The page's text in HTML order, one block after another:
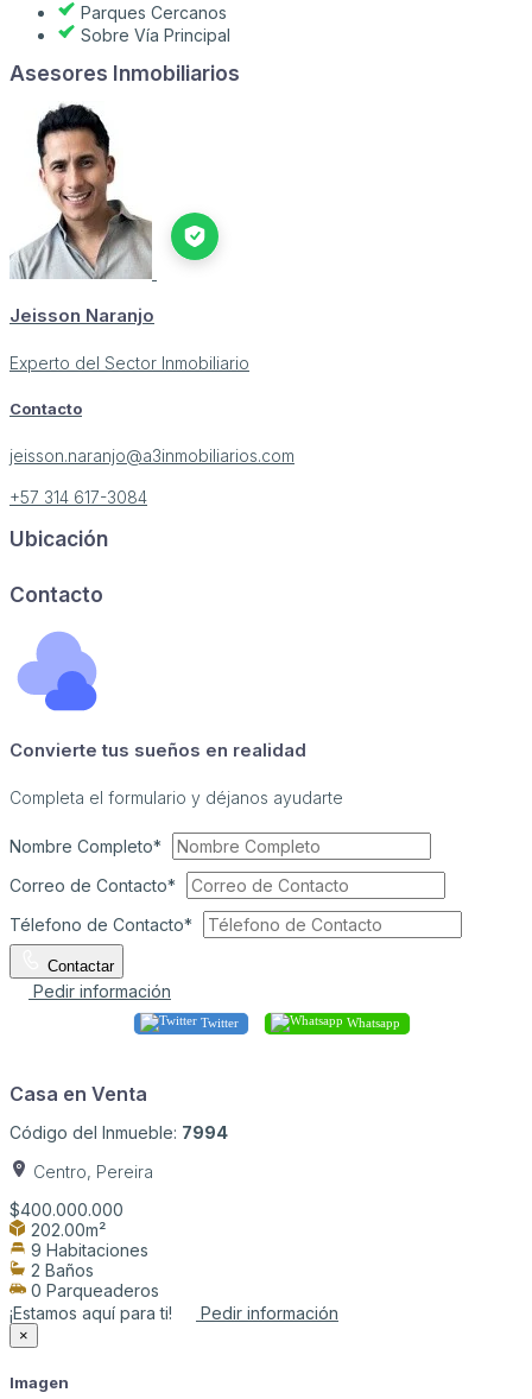
Parques Cercanos
Sobre Vía Principal
Asesores Inmobiliarios
Jeisson Naranjo
Experto del Sector Inmobiliario
Contacto
jeisson.naranjo@a3inmobiliarios.com
+57 314 617-3084
Ubicación
Contacto
Convierte tus sueños en realidad
Completa el formulario y déjanos ayudarte
Nombre Completo*
Correo de Contacto*
Télefono de Contacto*
Contactar
Pedir información
Twitter Whatsapp
Casa en Venta
Código del Inmueble: 7994
Centro, Pereira
$400.000.000
202.00m²
9 Habitaciones
2 Baños
0 Parqueaderos
¡Estamos aquí para ti!
Pedir información
×
Imagen